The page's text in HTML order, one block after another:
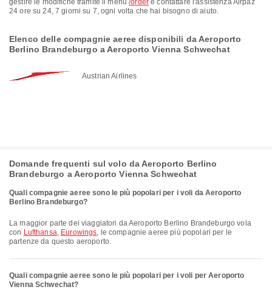
gestire le modifiche tramite il menu/order e contattare l'assistenza Airpaz
24 ore su 24, 7 giorni su 7, ogni volta che hai bisogno di aiuto.
Elenco delle compagnie aeree disponibili da Aeroporto
Berlino Brandeburgo a Aeroporto Vienna Schwechat
Austrian Airlines
Domande frequenti sul volo da Aeroporto Berlino
Brandeburgo a Aeroporto Vienna Schwechat
Quali compagnie aeree sono le più popolari per i voli da Aeroporto
Berlino Brandeburgo?
La maggior parte dei viaggiatori da Aeroporto Berlino Brandeburgo vola
con Lufthansa, Eurowings, le compagnie aeree più popolari per le
partenze da questo aeroporto.
Quali compagnie aeree sono le più popolari per i voli per Aeroporto
Vienna Schwechat?